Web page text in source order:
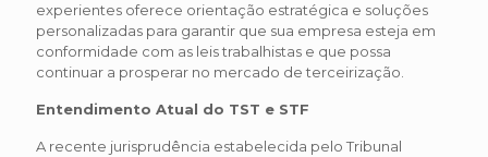
experientes oferece orientação estratégica e soluções
personalizadas para garantir que sua empresa esteja em
conformidade com as leis trabalhistas e que possa
continuar a prosperar no mercado de terceirização.
Entendimento Atual do TST e STF
A recente jurisprudência estabelecida pelo Tribunal